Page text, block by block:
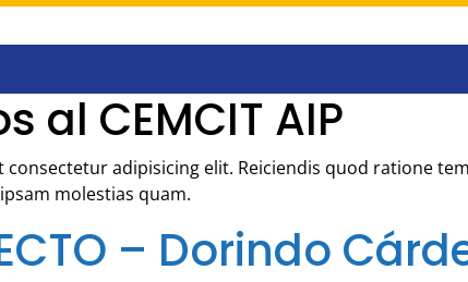
al CEMCIT AIP
adipisicing elit. Reiciendis quod ratione
molestias quam.
– Dorindo